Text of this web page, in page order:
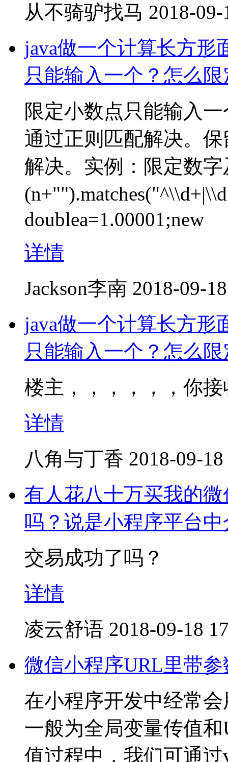
从不骑驴找马 2018-
java做一个计算长方形
只能输入一个？怎么
限定小数点只能输入
通过正则匹配解决。
解决。实例：限定数
doublea=1.00001;new
详情
Jackson李南 2018-09-
java做一个计算长方形
只能输入一个？怎么
楼主，，，，，，你
详情
八角与丁香 2018-09-
有人花八十万买我的
吗？说是小程序平台
交易成功了吗？
详情
凌云舒语 2018-09-18
微信小程序URL里带
在小程序开发中经常
一般为全局变量传值
值过程中，我们可通过